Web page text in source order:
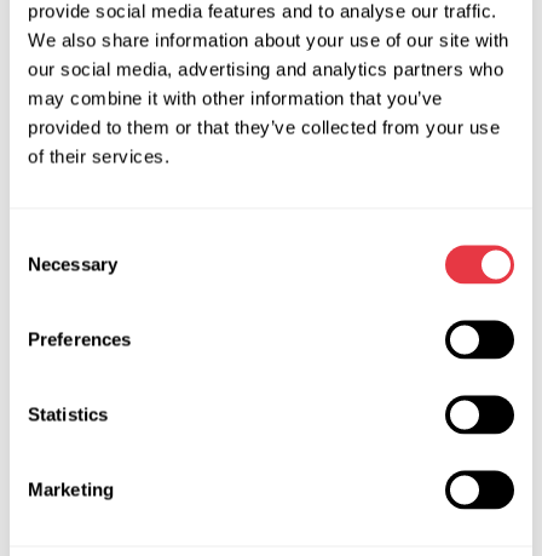
provide social media features and to analyse our traffic.
We also share information about your use of our site with
our social media, advertising and analytics partners who
may combine it with other information that you’ve
provided to them or that they’ve collected from your use
of their services.
Selection
Necessary
Preferences
Statistics
Marketing
гарантійного ремонту.
Гарантійні зобов'язання не поширюються, якщо:
Використання виробу проводилося з метою, що не
відповідають його прямому призначенню.
На корпусі товару та/або його комплектуючих є сліди
механічного впливу, не пов'язані з його нормальною
Мало місце неправильне підключення до електричних
відсутність захисного заземлення;
використання подовжувачів, переріз яких не відповідає